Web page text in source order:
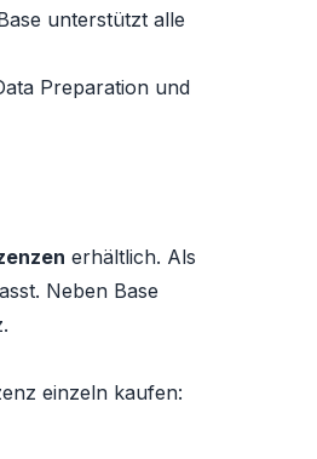
unterstützt alle
Preparation und
erhältlich. Als
Neben Base
einzeln kaufen: